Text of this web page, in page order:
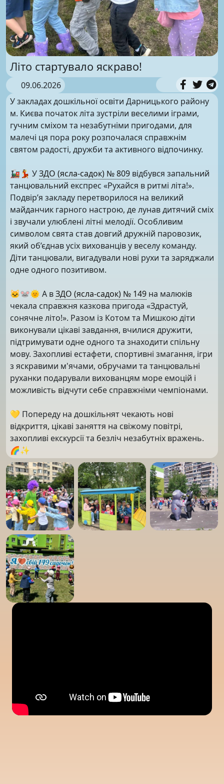
Літо стартувало яскраво!
09.06.2026
У закладах дошкільної освіти Дарницького району
м. Києва початок літа зустріли веселими іграми,
гучним сміхом та незабутніми пригодами, для
малечі ця пора року розпочалася справжнім
святом радості, дружби та активного відпочинку.
🚂💃 УЗДО (ясла-садок) № 809 відбувся запальний
танцювальний експрес «Рухайся в ритмі літа!».
Подвір’я закладу перетворилося на великий
майданчик гарного настрою, де лунав дитячий сміх
і звучали улюблені літні мелодії. Особливим
символом свята став довгий дружній паровозик,
який об’єднав усіх вихованців у веселу команду.
Діти танцювали, вигадували нові рухи та заряджали
одне одного позитивом.
🐱🐭🌞 А вЗДО (ясла-садок) № 149 на малюків
чекала справжня казкова пригода «Здрастуй,
сонячне літо!». Разом із Котом та Мишкою діти
виконували цікаві завдання, вчилися дружити,
підтримувати одне одного та знаходити спільну
мову. Захопливі естафети, спортивні змагання, ігри
з яскравими м'ячами, обручами та танцювальні
руханки подарували вихованцям море емоцій і
можливість відчути себе справжніми чемпіонами.
💛 Попереду на дошкільнят чекають нові
відкриття, цікаві заняття на свіжому повітрі,
захопливі екскурсії та безліч незабутніх вражень.
🌈✨